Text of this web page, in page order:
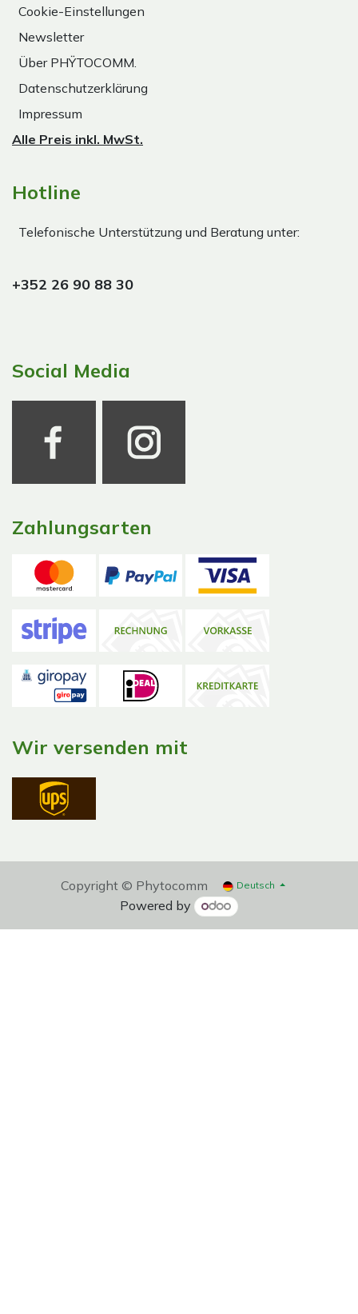
Cookie-Einstellungen
Newsletter
Über PHŸTOCOMM.
Datenschutzerklärung
Impressum
Alle Preis inkl. MwSt.
Hotline
Telefonische Unterstützung und Beratung unter:
+352 26 90 88 30
Social Media
Zahlungsarten
Wir versenden mit
Copyright © Phytocomm Deutsch
Powered by